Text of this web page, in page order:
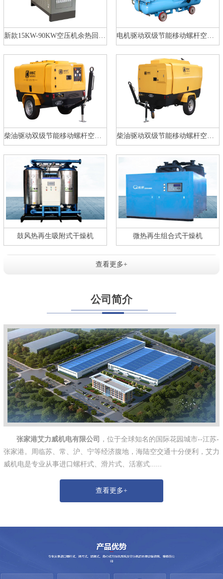
电机驱动双级节能移动螺杆空压机…
柴油驱动双级节能移动螺杆空压机… 柴油驱动双级节能移动螺杆空压机…
鼓风热再生吸附式干燥机 微热再生组合式干燥机
查看更多+
公司简介
张家港艾力威机电有限公司 ，位于全球知名的国际花园城市--江苏-
张家港。周临苏、常、沪、宁等经济腹地，海陆空交通十分便利，艾力
威机电是专业从事进口螺杆式、滑片式、活塞式......
查看更多+